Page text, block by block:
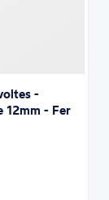
-
12mm - Fer